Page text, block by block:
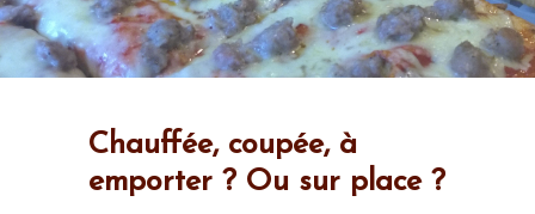
Chauffée, coupée, à
emporter ? Ou sur place ?